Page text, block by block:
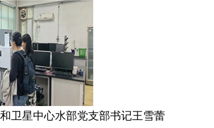
星中心水部党支部书记王雪蕾